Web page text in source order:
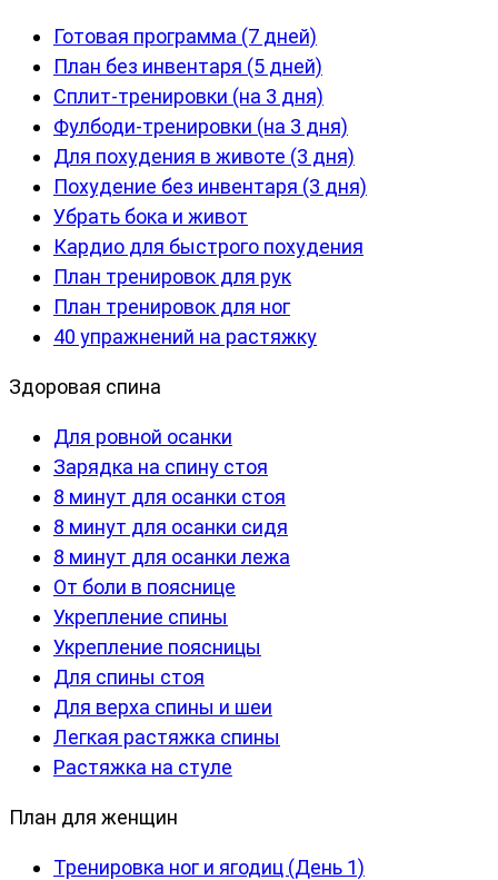
Готовая программа (7 дней)
План без инвентаря (5 дней)
Сплит-тренировки (на 3 дня)
Фулбоди-тренировки (на 3 дня)
Для похудения в животе (3 дня)
Похудение без инвентаря (3 дня)
Убрать бока и живот
Кардио для быстрого похудения
План тренировок для рук
План тренировок для ног
40 упражнений на растяжку
Здоровая спина
Для ровной осанки
Зарядка на спину стоя
8 минут для осанки стоя
8 минут для осанки сидя
8 минут для осанки лежа
От боли в пояснице
Укрепление спины
Укрепление поясницы
Для спины стоя
Для верха спины и шеи
Легкая растяжка спины
Растяжка на стуле
План для женщин
Тренировка ног и ягодиц (День 1)